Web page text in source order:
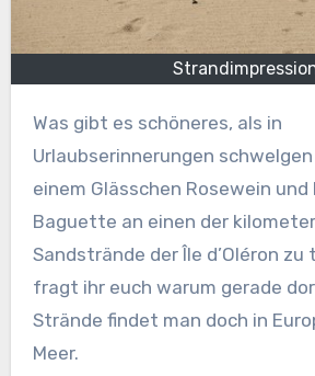
Was gibt es schöneres, als in
Urlaubserinnerungen
einem Glässchen Rosewein
Baguette an einen der
Sandstrände der Île d’Oléron
fragt ihr euch warum gerade
Strände findet man doch in
Meer.